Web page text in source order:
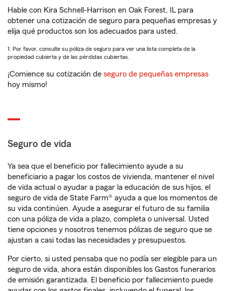
Hable con Kira Schnell-Harrison en Oak Forest, IL para
obtener una cotización de seguro para pequeñas empresas y
elija qué productos son los adecuados para usted.
1. Por favor, consulte su póliza de seguro para ver una lista completa de la
propiedad cubierta y de las pérdidas cubiertas.
¡Comience su cotización de seguro de pequeñas empresas
hoy mismo!
Seguro de vida
Ya sea que el beneficio por fallecimiento ayude a su
beneficiario a pagar los costos de vivienda, mantener el nivel
de vida actual o ayudar a pagar la educación de sus hijos, el
seguro de vida de State Farm® ayuda a que los momentos de
su vida continúen. Ayude a asegurar el futuro de su familia
con una póliza de vida a plazo, completa o universal. Usted
tiene opciones y nosotros tenemos pólizas de seguro que se
ajustan a casi todas las necesidades y presupuestos.
Por cierto, si usted pensaba que no podía ser elegible para un
seguro de vida, ahora están disponibles los Gastos funerarios
de emisión garantizada. El beneficio por fallecimiento puede